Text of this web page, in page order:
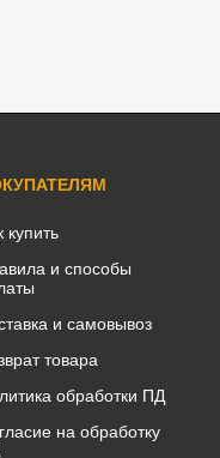
купить
и способы
и самовывоз
товара
обработки ПД
на обработку